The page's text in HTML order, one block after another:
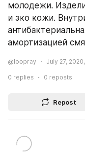
молодежи.
и эко кожи.
амортизацией
@loopray July 27,
0 replies 0 reposts
Repost